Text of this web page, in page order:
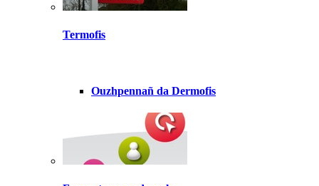
Termofis
Ouzhpennañ da Dermofis